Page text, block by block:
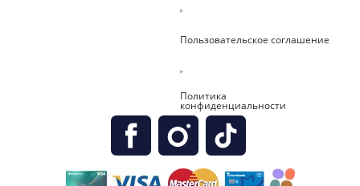
Пользовательское соглашение
Политика
конфиденциальности